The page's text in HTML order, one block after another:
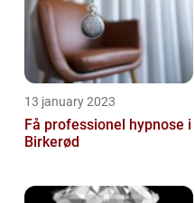
13 january 2023
Få professionel hypnose i
Birkerød